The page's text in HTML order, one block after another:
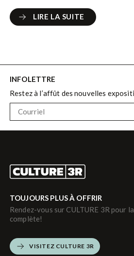
LIRE LA SUITE
INFOLETTRE
Restez à l’affût des nouvelles
TOUJOURS PLUS À OFFRIR
Rendez-vous sur CULTURE 3R pour
complète!
VISITEZ CULTURE 3R